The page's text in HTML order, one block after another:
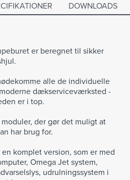
DOWNLOADS
er beregnet til sikker
alle de individuelle
dækserviceværksted -
er i top.
der gør det muligt at
har brug for.
komplet version, som er med
Omega Jet system,
udrulningssystem i